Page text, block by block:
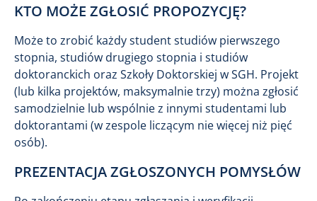
KTO MOŻE ZGŁOSIĆ PROPOZYCJĘ?
Może to zrobić każdy student studiów pierwszego
stopnia, studiów drugiego stopnia i studiów
doktoranckich oraz Szkoły Doktorskiej w SGH. Projekt
(lub kilka projektów, maksymalnie trzy) można zgłosić
samodzielnie lub wspólnie z innymi studentami lub
doktorantami (w zespole liczącym nie więcej niż pięć
osób).
PREZENTACJA ZGŁOSZONYCH POMYSŁÓW